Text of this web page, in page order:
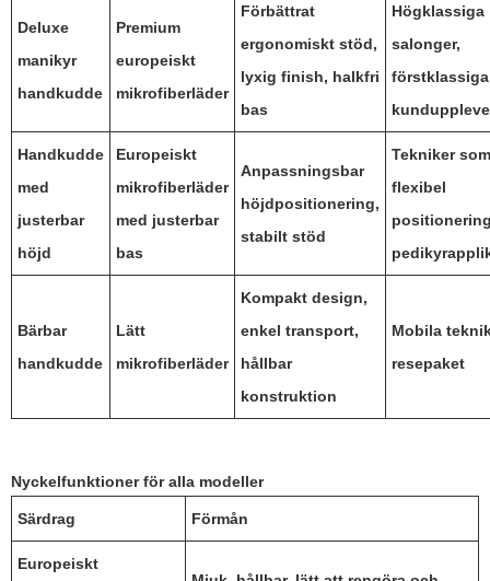
Deluxe
manikyr
handkudde
Premium
europeiskt
mikrofiberläder
Förbättrat
ergonomiskt stöd,
lyxig finish, halkfri
bas
Högklassiga
salonger,
förstklassiga
Handkudde
med
justerbar
höjd
Europeiskt
mikrofiberläder
med justerbar
bas
Anpassningsbar
höjdpositionering,
stabilt stöd
Tekniker
flexibel
Bärbar
handkudde
Lätt
mikrofiberläder
Kompakt design,
enkel transport,
hållbar
konstruktion
Mobila
resepaket
Nyckelfunktioner för alla modeller
Särdrag Förmån
Europeiskt